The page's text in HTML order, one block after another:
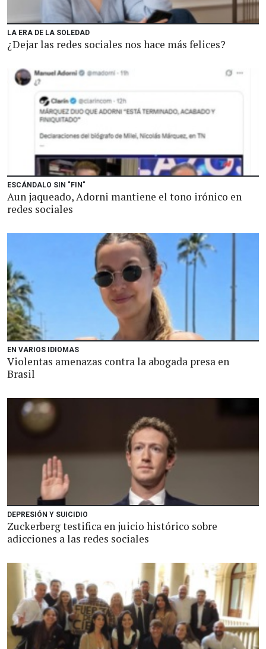
LA ERA DE LA SOLEDAD
¿Dejar las redes sociales nos hace más felices?
ESCÁNDALO SIN "FIN"
Aun jaqueado, Adorni mantiene el tono irónico en
redes sociales
EN VARIOS IDIOMAS
Violentas amenazas contra la abogada presa en
Brasil
DEPRESIÓN Y SUICIDIO
Zuckerberg testifica en juicio histórico sobre
adicciones a las redes sociales